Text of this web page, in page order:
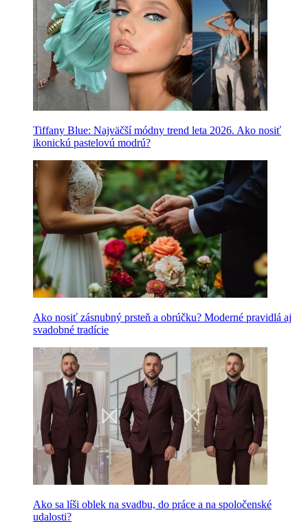
Tiffany Blue: Najväčší módny trend leta 2026. Ako nosiť
ikonickú pastelovú modrú?
Ako nosiť zásnubný prsteň a obrúčku? Moderné pravidlá aj
svadobné tradície
Ako sa líši oblek na svadbu, do práce a na spoločenské
udalosti?